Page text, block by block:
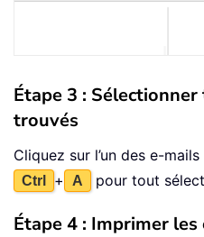
Étape 3 :
trouvés
Cliquez sur l’un des e-
Ctrl + A pour tout
Étape 4 : Imprimer